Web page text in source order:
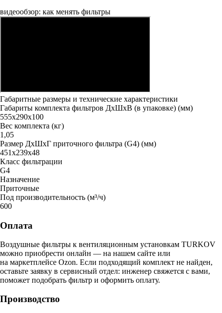
видеообзор: как менять фильтры
Габаритные размеры и технические характеристики
Габариты комплекта фильтров ДxШxВ (в упаковке) (мм)
555х290х100
Вес комплекта (кг)
1,05
Размер ДxШxГ приточного фильтра (G4) (мм)
451х239х48
Класс фильтрации
G4
Назначение
Приточные
Под производительность (м³/ч)
600
Оплата
Воздушные фильтры к вентиляционным установкам TURKOV
можно приобрести онлайн — на нашем сайте или
на маркетплейсе Ozon. Если подходящий комплект не найден,
оставьте заявку в сервисный отдел: инженер свяжется с вами,
поможет подобрать фильтр и оформить оплату.
Производство